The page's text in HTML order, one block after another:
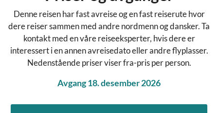
Denne reisen har fast avreise og en fast reiserute hvor
dere reiser sammen med andre nordmenn og dansker. Ta
kontakt med en våre reiseeksperter, hvis dere er
interessert i en annen avreisedato eller andre flyplasser.
Nedenstående priser viser fra-pris per person.
Avgang 18. desember 2026